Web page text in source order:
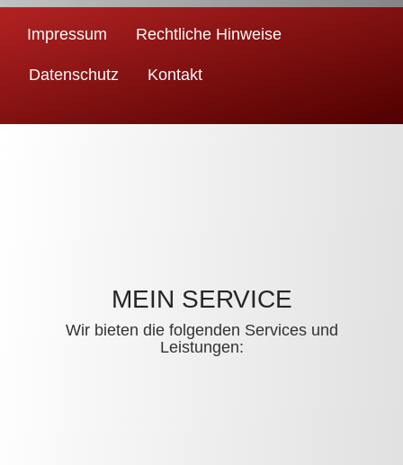
Impressum Rechtliche Hinweise
Datenschutz Kontakt
MEIN SERVICE
Wir bieten die folgenden Services und
Leistungen: